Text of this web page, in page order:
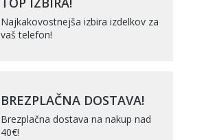
Najkakovostnejša izbira izdelkov za
vaš telefon!
BREZPLAČNA DOSTAVA!
Brezplačna dostava na nakup nad
40€!